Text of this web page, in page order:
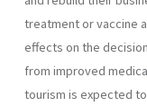
treatment or vaccine
effects on the
from improved
tourism is expected to